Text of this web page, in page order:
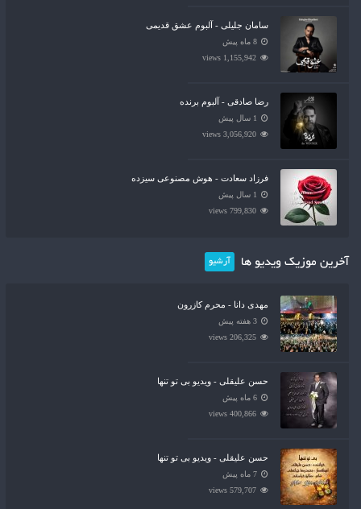
سامان جلیلی - آلبوم عشق قدیمی
8 ماه پیش
1,155,942 views
رضا صادقی - آلبوم برنده
1 سال پیش
3,056,920 views
فرزاد سعادت - هوش مصنوعی سیزده
1 سال پیش
799,830 views
آخرین موزیک ویدیو ها آرشیو
مهدی دانا - محرم کازرون
3 هفته پیش
206,325 views
حسن علیقلی - ویدیو بی تو تنها
6 ماه پیش
400,866 views
حسن علیقلی - ویدیو بی تو تنها
7 ماه پیش
579,707 views